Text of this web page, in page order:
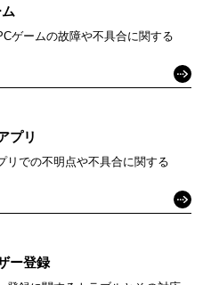
ゲームの故障や不具合に関する
プリ
リでの不明点や不具合に関する
ー登録